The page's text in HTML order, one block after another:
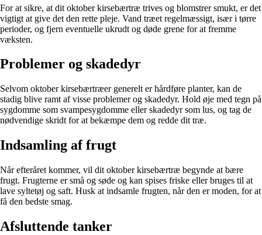
For at sikre, at dit oktober kirsebærtræ trives og blomstrer smukt, er det
vigtigt at give det den rette pleje. Vand træet regelmæssigt, især i tørre
perioder, og fjern eventuelle ukrudt og døde grene for at fremme
væksten.
Problemer og skadedyr
Selvom oktober kirsebærtræer generelt er hårdføre planter, kan de
stadig blive ramt af visse problemer og skadedyr. Hold øje med tegn på
sygdomme som svampesygdomme eller skadedyr som lus, og tag de
nødvendige skridt for at bekæmpe dem og redde dit træ.
Indsamling af frugt
Når efteråret kommer, vil dit oktober kirsebærtræ begynde at bære
frugt. Frugterne er små og søde og kan spises friske eller bruges til at
lave syltetøj og saft. Husk at indsamle frugten, når den er moden, for at
få den bedste smag.
Afsluttende tanker